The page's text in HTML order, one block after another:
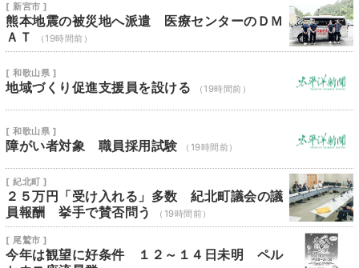
[ 新宮市 ]
熊本地震の被災地へ派遣 医療センターのＤＭ
ＡＴ
（19時間前）
[ 和歌山県 ]
地域づくり促進支援員を設ける （19時間前）
[ 和歌山県 ]
障がい者対象 職員採用試験 （19時間前）
[ 紀北町 ]
２５万円「受け入れる」多数 紀北町議会の議
員報酬 挙手で賛否問う
（19時間前）
[ 尾鷲市 ]
今年は観望に好条件 １２～１４日未明 ペル